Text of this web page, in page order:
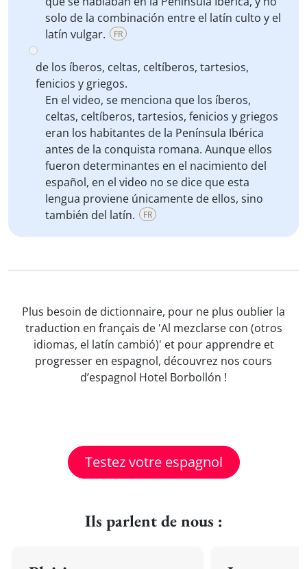
solo de la combinación entre el latín culto y el
latín vulgar.
FR
de los íberos, celtas, celtíberos, tartesios,
fenicios y griegos.
En el video, se menciona que los íberos,
celtas, celtíberos, tartesios, fenicios y griegos
eran los habitantes de la Península Ibérica
antes de la conquista romana. Aunque ellos
fueron determinantes en el nacimiento del
español, en el video no se dice que esta
lengua proviene únicamente de ellos, sino
también del latín.
FR
Plus besoin de dictionnaire, pour ne plus oublier la
traduction en français de 'Al mezclarse con (otros
idiomas, el latín cambió)' et pour apprendre et
progresser en espagnol, découvrez nos cours
d’espagnol Hotel Borbollón !
Testez votre espagnol
Ils parlent de nous :